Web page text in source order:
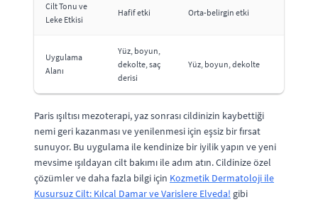
Cilt Tonu ve
Leke Etkisi
Hafif etki Orta-belirgin etki
Uygulama
Alanı
Yüz, boyun,
dekolte, saç
derisi
Yüz, boyun, dekolte
Paris ışıltısı mezoterapi, yaz sonrası cildinizin kaybettiği
nemi geri kazanması ve yenilenmesi için eşsiz bir fırsat
sunuyor. Bu uygulama ile kendinize bir iyilik yapın ve yeni
mevsime ışıldayan cilt bakımı ile adım atın. Cildinize özel
çözümler ve daha fazla bilgi için Kozmetik Dermatoloji ile
Kusursuz Cilt: Kılcal Damar ve Varislere Elveda! gibi